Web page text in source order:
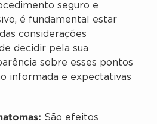
seguro e
é fundamental estar
considerações
decidir pela sua
sobre esses pontos
informada e expectativas
São efeitos